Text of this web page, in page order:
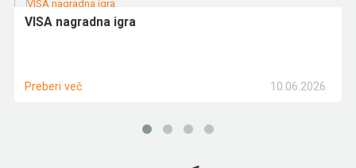
VISA nagradna igra
10.06.2026
Preberi več